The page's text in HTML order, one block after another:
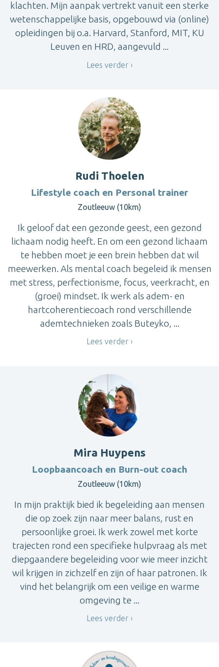
klachten. Mijn aanpak vertrekt vanuit een sterke
wetenschappelijke basis, opgebouwd via (online)
opleidingen bij o.a. Harvard, Stanford, MIT, KU
Leuven en HRD, aangevuld ...
Lees verder
Rudi Thoelen
Lifestyle coach en Personal trainer
Zoutleeuw (10km)
Ik geloof dat een gezonde geest, een gezond
lichaam nodig heeft. En om een gezond lichaam
te hebben moet je een brein hebben dat wil
meewerken. Als mental coach begeleid ik mensen
met stress, perfectionisme, focus, veerkracht, en
(groei) mindset. Ik werk als adem- en
hartcoherentiecoach rond verschillende
ademtechnieken zoals Buteyko, ...
Lees verder
Mira Huypens
Loopbaancoach en Burn-out coach
Zoutleeuw (10km)
In mijn praktijk bied ik begeleiding aan mensen
die op zoek zijn naar meer balans, rust en
persoonlijke groei. Ik werk zowel met korte
trajecten rond een specifieke hulpvraag als met
diepgaandere begeleiding voor wie meer inzicht
wil krijgen in zichzelf en zijn of haar patronen. Ik
vind het belangrijk om een veilige en warme
omgeving te ...
Lees verder